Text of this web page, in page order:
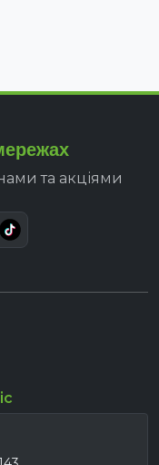
та акціями